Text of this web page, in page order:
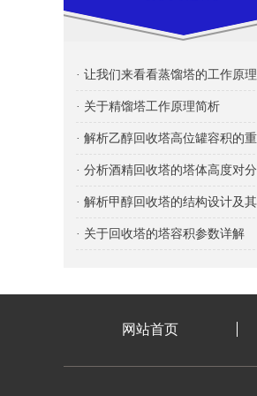
· 让我们来看看蒸馏塔的工作原理
· 关于精馏塔工作原理简析
· 关于回收塔的塔容积参数详解
网站首页